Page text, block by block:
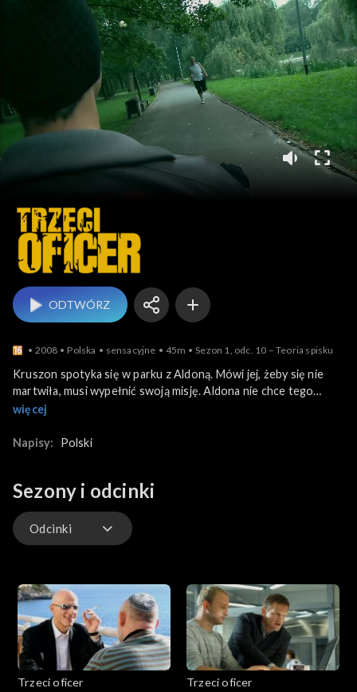
Trzeci oficer
ODTWÓRZ
2008 Polska sensacyjne 45m Sezon 1, odc. 10 – Teoria spisku
Kruszon spotyka się w parku z Aldoną. Mówi jej, żeby się nie
martwiła, musi wypełnić swoją misję. Aldona nie chce tego
słuchać, już raz straciła mężczyznę. Ala i Sznajder zostają
Granda.
więcej
Napisy: Polski
Sezony i odcinki
Odcinki
Trzeci oficer
Trzeci oficer